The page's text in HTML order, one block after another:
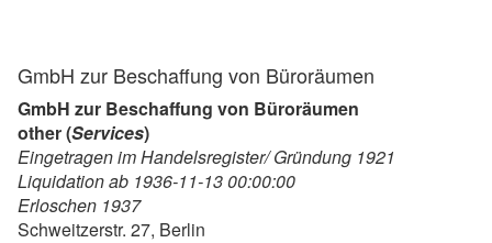
GmbH zur Beschaffung von Büroräumen
GmbH zur Beschaffung von Büroräumen
other (Services)
Eingetragen im Handelsregister/ Gründung 1921
Liquidation ab 1936-11-13 00:00:00
Erloschen 1937
Schweitzerstr. 27, Berlin